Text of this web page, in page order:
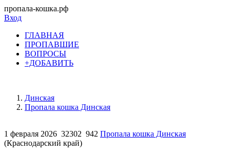
пропала-кошка.рф
Вход
ГЛАВНАЯ
ПРОПАВШИЕ
ВОПРОСЫ
+ДОБАВИТЬ
Динская
Пропала кошка Динская
1 февраля 2026 32302 942 Пропала кошка Динская
(Краснодарский край)